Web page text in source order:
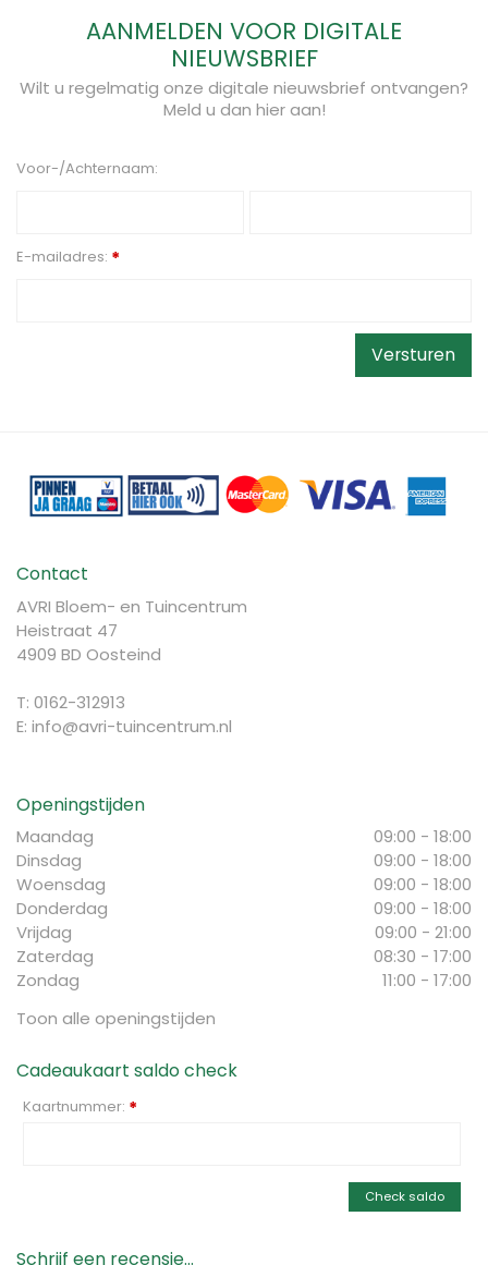
AANMELDEN VOOR DIGITALE
NIEUWSBRIEF
Wilt u regelmatig onze digitale nieuwsbrief ontvangen?
Meld u dan hier aan!
Voor-/Achternaam:
E-mailadres: *
Contact
AVRI Bloem- en Tuincentrum
Heistraat 47
4909 BD Oosteind
T: 0162-312913
E: info@avri-tuincentrum.nl
Openingstijden
Maandag
09:00 - 18:00
Dinsdag
09:00 - 18:00
Woensdag
09:00 - 18:00
Donderdag
09:00 - 18:00
Vrijdag
09:00 - 21:00
Zaterdag
08:30 - 17:00
Zondag
11:00 - 17:00
Toon alle openingstijden
Cadeaukaart saldo check
Kaartnummer: *
Check saldo
Schrijf een recensie...